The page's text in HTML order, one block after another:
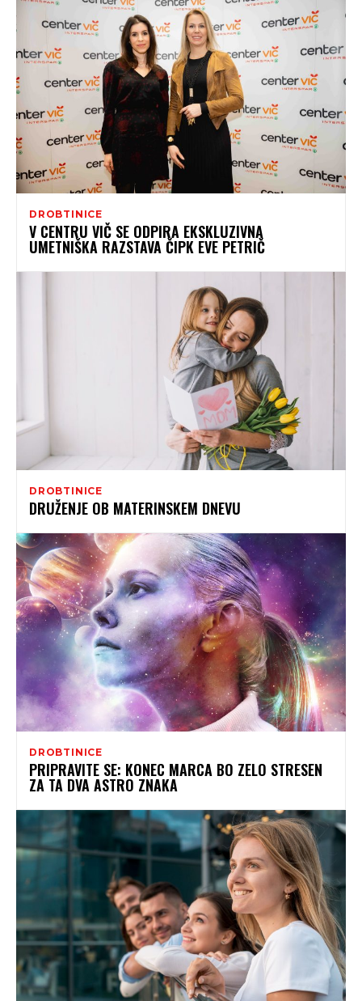
DROBTINICE
V CENTRU VIČ SE ODPIRA EKSKLUZIVNA
UMETNIŠKA RAZSTAVA ČIPK EVE PETRIČ
DROBTINICE
DRUŽENJE OB MATERINSKEM DNEVU
DROBTINICE
PRIPRAVITE SE: KONEC MARCA BO ZELO STRESEN
ZA TA DVA ASTRO ZNAKA